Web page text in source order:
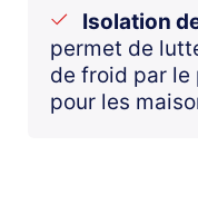
Isolation
permet de
de froid par le
pour les